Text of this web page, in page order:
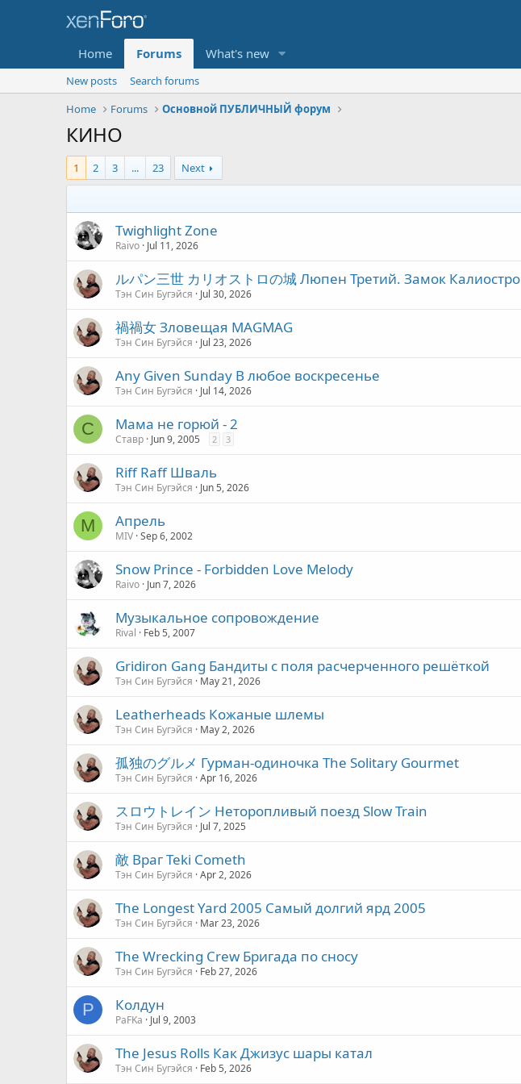
Home Forums What's new
New posts
Search forums
Home
Forums Основной ПУБЛИЧНЫЙ форум
КИНО
1 2 3 ... 23 Next
Twighlight Zone
Raivo Jul 11, 2026
ルパン三世 カリオストロの城 Люпен Третий. Замок Калиостро
Тэн Син Бугэйся Jul 30, 2026
禍禍女 Зловещая MAGMAG
Тэн Син Бугэйся Jul 23, 2026
Any Given Sunday В любое воскресенье
Тэн Син Бугэйся Jul 14, 2026
С Мама не горюй - 2
Ставр Jun 9, 2005 2 3
Riff Raff Шваль
Тэн Син Бугэйся Jun 5, 2026
M Апрель
MIV Sep 6, 2002
Snow Prince - Forbidden Love Melody
Raivo Jun 7, 2026
Музыкальное сопровождение
Rival Feb 5, 2007
Gridiron Gang Бандиты с поля расчерченного решёткой
Тэн Син Бугэйся May 21, 2026
Leatherheads Кожаные шлемы
Тэн Син Бугэйся May 2, 2026
孤独のグルメ Гурман-одиночка The Solitary Gourmet
Тэн Син Бугэйся Apr 16, 2026
スロウトレイン Неторопливый поезд Slow Train
Тэн Син Бугэйся Jul 7, 2025
敵 Враг Teki Cometh
Тэн Син Бугэйся Apr 2, 2026
The Longest Yard 2005 Самый долгий ярд 2005
Тэн Син Бугэйся Mar 23, 2026
The Wrecking Crew Бригада по сносу
Тэн Син Бугэйся Feb 27, 2026
P Колдун
PaFKa Jul 9, 2003
The Jesus Rolls Как Джизус шары катал
Тэн Син Бугэйся Feb 5, 2026